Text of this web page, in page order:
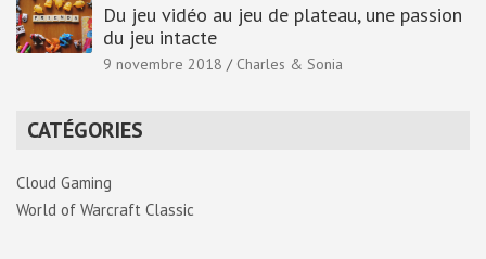
Du jeu vidéo au jeu de plateau, une passion
du jeu intacte
9 novembre 2018 Charles & Sonia
CATÉGORIES
Cloud Gaming
World of Warcraft Classic